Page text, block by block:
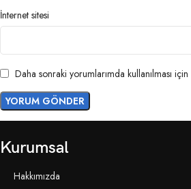
İnternet sitesi
Daha sonraki yorumlarımda kullanılması
Kurumsal
Hakkımızda